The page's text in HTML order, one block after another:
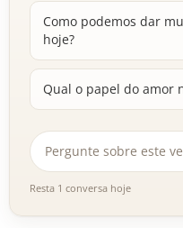
Como podemos dar
hoje?
Qual o papel do amor
Resta 1 conversa hoje